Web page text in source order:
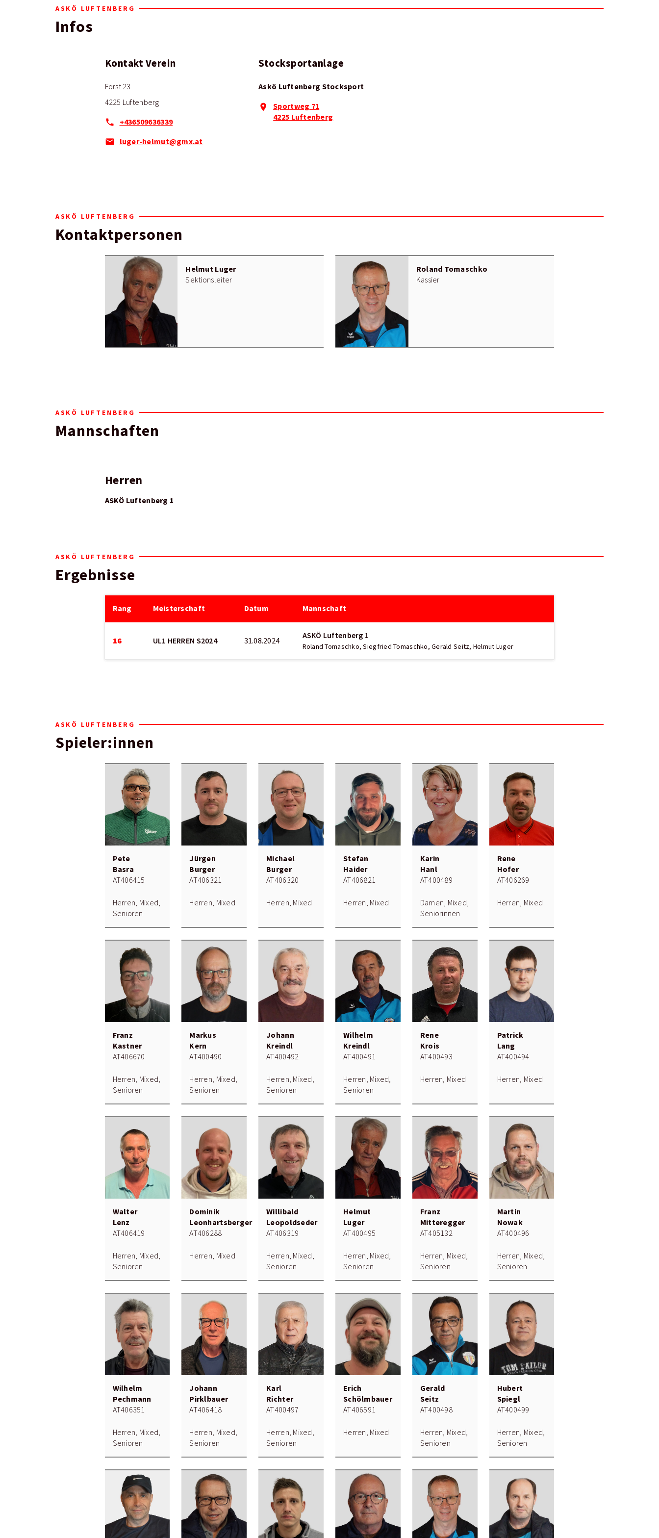
ASKÖ LUFTENBERG
Infos
Kontakt Verein
Forst 23
4225 Luftenberg
+436509636339
luger-helmut@gmx.at
Stocksportanlage
Askö Luftenberg Stocksport
Sportweg 71
4225 Luftenberg
ASKÖ LUFTENBERG
Kontaktpersonen
Helmut Luger
Sektionsleiter
Roland Tomaschko
Kassier
ASKÖ LUFTENBERG
Mannschaften
Herren
ASKÖ Luftenberg 1
ASKÖ LUFTENBERG
Ergebnisse
Rang Meisterschaft Datum Mannschaft
16 UL1 HERREN S2024 31.08.2024
ASKÖ Luftenberg 1
Roland Tomaschko, Siegfried Tomaschko, Gerald Seitz, Helmut Luger
ASKÖ LUFTENBERG
Spieler:innen
Pete
Basra
AT406415
Herren, Mixed,
Senioren
Jürgen
Burger
AT406321
Herren, Mixed
Michael
Burger
AT406320
Herren, Mixed
Stefan
Haider
AT406821
Herren, Mixed
Karin
Hanl
AT400489
Damen, Mixed,
Seniorinnen
Rene
Hofer
AT406269
Herren, Mixed
Franz
Kastner
AT406670
Herren, Mixed,
Senioren
Markus
Kern
AT400490
Herren, Mixed,
Senioren
Johann
Kreindl
AT400492
Herren, Mixed,
Senioren
Wilhelm
Kreindl
AT400491
Herren, Mixed,
Senioren
Rene
Krois
AT400493
Herren, Mixed
Patrick
Lang
AT400494
Herren, Mixed
Walter
Lenz
AT406419
Herren, Mixed,
Senioren
Dominik
Leonhartsberger
AT406288
Herren, Mixed
Willibald
Leopoldseder
AT406319
Herren, Mixed,
Senioren
Helmut
Luger
AT400495
Herren, Mixed,
Senioren
Franz
Mitteregger
AT405132
Herren, Mixed,
Senioren
Martin
Nowak
AT400496
Herren, Mixed,
Senioren
Wilhelm
Pechmann
AT406351
Herren, Mixed,
Senioren
Johann
Pirklbauer
AT406418
Herren, Mixed,
Senioren
Karl
Richter
AT400497
Herren, Mixed,
Senioren
Erich
Schölmbauer
AT406591
Herren, Mixed
Gerald
Seitz
AT400498
Herren, Mixed,
Senioren
Hubert
Spiegl
AT400499
Herren, Mixed,
Senioren